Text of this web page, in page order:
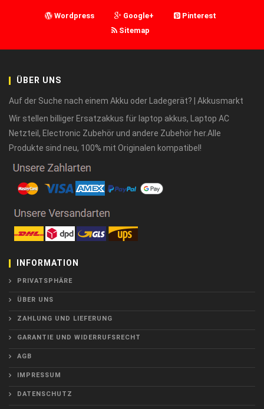
Wordpress Google+
Pinterest
Sitemap
ÜBER UNS
Auf der Suche nach einem Akku oder Ladegerät? | Akkusmarkt
Wir stellen billiger Ersatzakkus für laptop akkus, Laptop AC
Netzteil, Electronic Zubehör und andere Zubehör her.Alle
Produkte sind neu, 100% mit Originalen kompatibel!
INFORMATION
PRIVATSPHÄRE
ÜBER UNS
ZAHLUNG UND LIEFERUNG
GARANTIE UND WIDERRUFSRECHT
AGB
IMPRESSUM
DATENSCHUTZ